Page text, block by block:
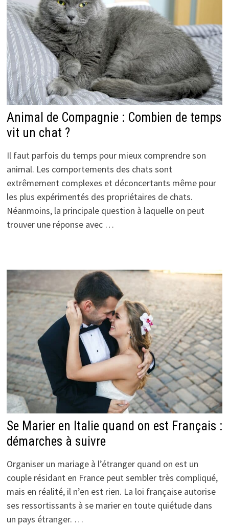
Animal de Compagnie : Combien de temps
vit un chat ?
Il faut parfois du temps pour mieux comprendre son
animal. Les comportements des chats sont
extrêmement complexes et déconcertants même pour
les plus expérimentés des propriétaires de chats.
Néanmoins, la principale question à laquelle on peut
trouver une réponse avec …
Se Marier en Italie quand on est Français :
démarches à suivre
Organiser un mariage à l’étranger quand on est un
couple résidant en France peut sembler très compliqué,
mais en réalité, il n’en est rien. La loi française autorise
ses ressortissants à se marier en toute quiétude dans
un pays étranger. …